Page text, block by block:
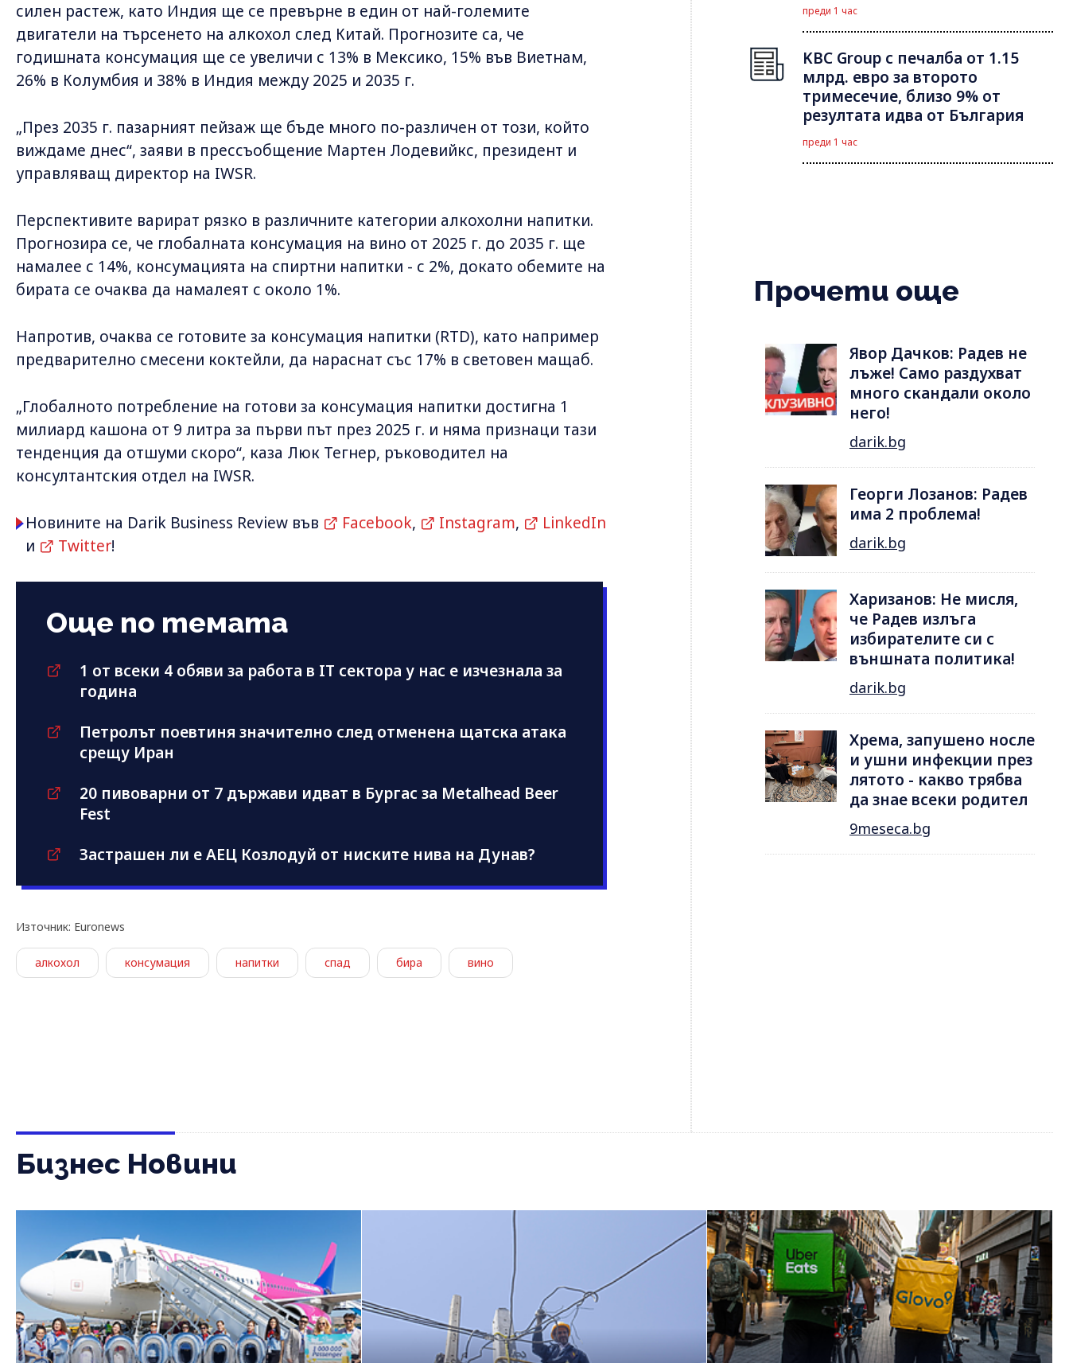
силен растеж, като Индия ще се превърне в един от най-големите
двигатели на търсенето на алкохол след Китай. Прогнозите са, че
годишната консумация ще се увеличи с 13% в Мексико, 15% във Виетнам,
26% в Колумбия и 38% в Индия между 2025 и 2035 г.
„През 2035 г. пазарният пейзаж ще бъде много по-различен от този, който
виждаме днес“, заяви в прессъобщение Мартен Лодевийкс, президент и
управляващ директор на IWSR.
Перспективите варират рязко в различните категории алкохолни напитки.
Прогнозира се, че глобалната консумация на вино от 2025 г. до 2035 г. ще
намалее с 14%, консумацията на спиртни напитки - с 2%, докато обемите на
бирата се очаква да намалеят с около 1%.
Напротив, очаква се готовите за консумация напитки (RTD), като например
предварително смесени коктейли, да нараснат със 17% в световен мащаб.
„Глобалното потребление на готови за консумация напитки достигна 1
милиард кашона от 9 литра за първи път през 2025 г. и няма признаци тази
тенденция да отшуми скоро“, каза Люк Тегнер, ръководител на
консултантския отдел на IWSR.
Новините на Darik Business Review във Facebook, Instagram,
LinkedIn
и
Twitter!
Още по темата
1 от всеки 4 обяви за работа в IT сектора у нас е изчезнала за
година
Петролът поевтиня значително след отменена щатска атака
срещу Иран
20 пивоварни от 7 държави идват в Бургас за Metalhead Beer
Fest
Застрашен ли е АЕЦ Козлодуй от ниските нива на Дунав?
Източник: Euronews
алкохол консумация напитки спад бира вино
преди 1 час
KBC Group с печалба от 1.15
млрд. евро за второто
тримесечие, близо 9% от
резултата идва от България
преди 1 час
Прочети още
Явор Дачков: Радев не
лъже! Само раздухват
много скандали около
него!
darik.bg
Георги Лозанов: Радев
има 2 проблема!
darik.bg
Харизанов: Не мисля,
че Радев излъга
избирателите си с
външната политика!
darik.bg
Хрема, запушено носле
и ушни инфекции през
лятотo - какво трябва
да знае всеки родител
9meseca.bg
Бизнес Новини